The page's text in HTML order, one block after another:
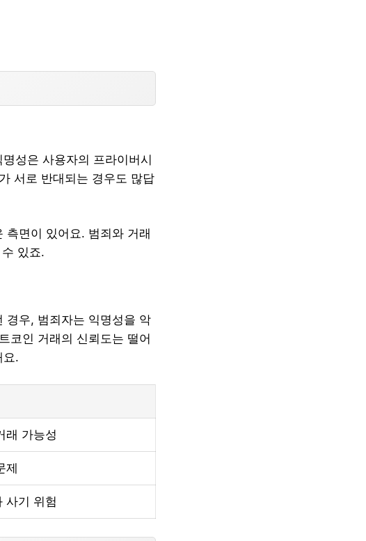
성은 사용자의 프라이버시
서로 반대되는 경우도 많답
측면이 있어요. 범죄와 거래
있죠.
경우, 범죄자는 익명성을 악
코인 거래의 신뢰도는 떨어
요.
래 가능성
제
사기 위험